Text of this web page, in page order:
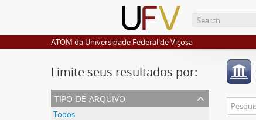
ATOM da Universidade Federal de Viçosa
Limite seus resultados por:
tipo de arquivo
Todos